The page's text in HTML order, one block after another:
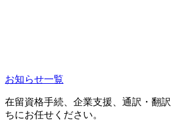
お知らせ一覧
在留資格手続、企業支援、通訳・翻
ちにお任せください。